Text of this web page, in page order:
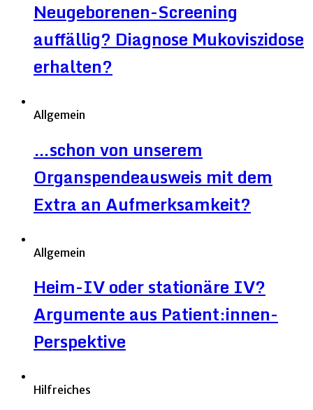
Neugeborenen-Screening
auffällig? Diagnose Mukoviszidose
erhalten?
Allgemein
…schon von unserem
Organspendeausweis mit dem
Extra an Aufmerksamkeit?
Allgemein
Heim-IV oder stationäre IV?
Argumente aus Patient:innen-
Perspektive
Hilfreiches